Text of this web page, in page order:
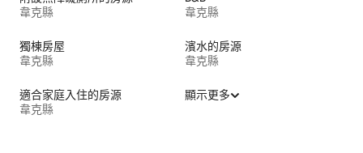
韋克縣
韋克縣
獨棟房屋
韋克縣
濱水的房源
韋克縣
適合家庭入住的房源
韋克縣
顯示更多